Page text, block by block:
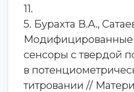
11.
5. Бурахта В.А.,
Модифицированные
сенсоры с твердой
в
титровании //